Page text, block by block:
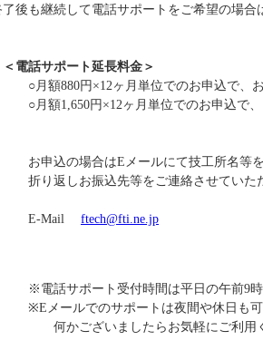
了後も継続して電話サポートをご希望の場
＜電話サポート延長料金＞
額880円×12ヶ月単位でのお申込で、お
額1,650円×12ヶ月単位でのお申込で、
込の場合はEメールにて技工所名等を
返しお振込先等をご連絡させていた
Mail ftech@fti.ne.jp
話サポート受付時間は平日の午前9時30
ールでのサポートは夜間や休日も可能
ございましたらお気軽にご利用く